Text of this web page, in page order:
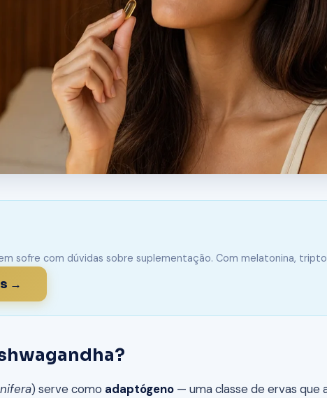
sofre com dúvidas sobre suplementação. Com melatonina,
→
) serve como adaptógeno — uma classe de ervas que